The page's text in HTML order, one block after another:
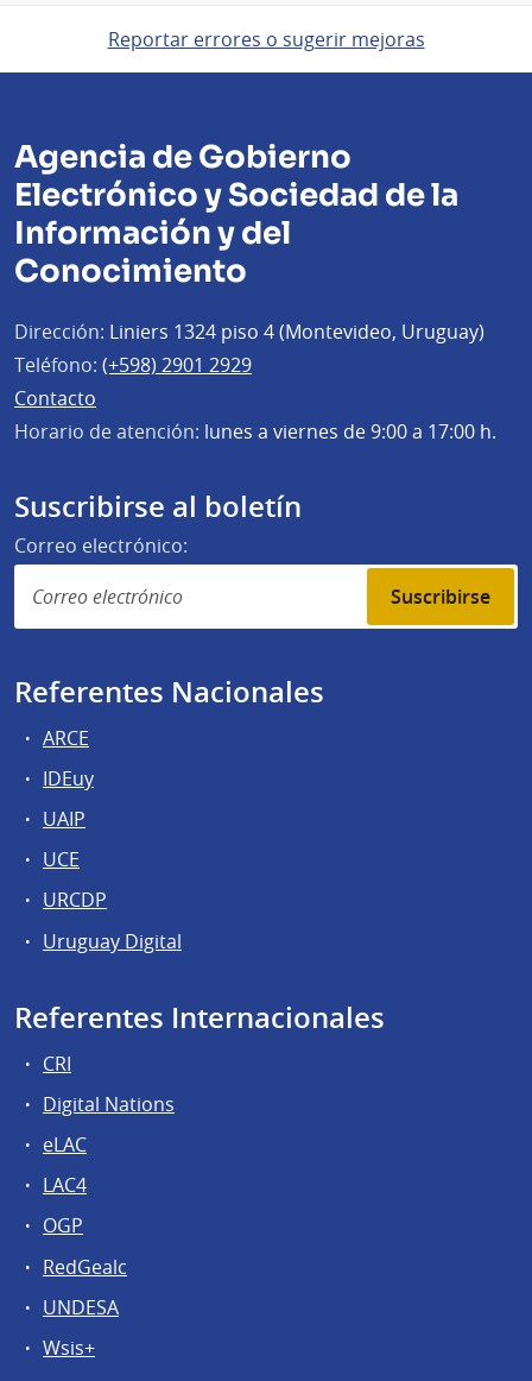
Reportar errores o sugerir mejoras
Agencia de Gobierno
Electrónico y Sociedad de la
Información y del
Conocimiento
Dirección: Liniers 1324 piso 4 (Montevideo, Uruguay)
Teléfono: (+598) 2901 2929
Contacto
Horario de atención: lunes a viernes de 9:00 a 17:00 h.
Suscribirse al boletín
Correo electrónico:
Suscribirse
Referentes Nacionales
ARCE
IDEuy
UAIP
UCE
URCDP
Uruguay Digital
Referentes Internacionales
CRI
Digital Nations
eLAC
LAC4
OGP
RedGealc
UNDESA
Wsis+